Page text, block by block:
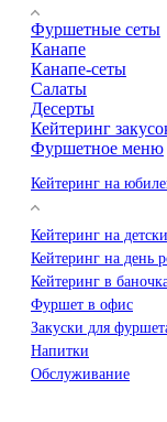
Фуршетные сеты
Канапе
Канапе-сеты
Салаты
Десерты
Кейтеринг
Фуршетное меню
Кейтеринг на
Кейтеринг на
Кейтеринг на день
Кейтеринг в
Фуршет в офис
Закуски для
Напитки
Обслуживание